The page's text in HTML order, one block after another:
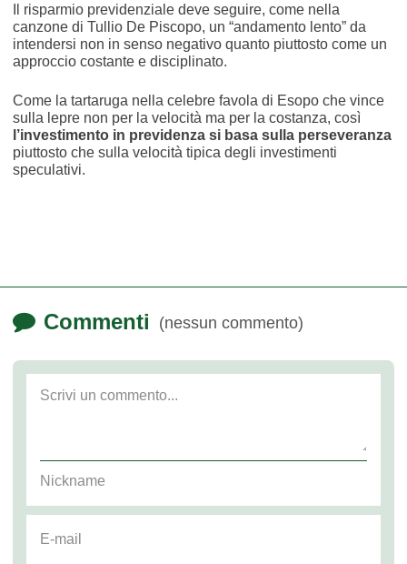
Il risparmio previdenziale deve seguire, come nella
canzone di Tullio De Piscopo, un “andamento lento” da
intendersi non in senso negativo quanto piuttosto come un
approccio costante e disciplinato.
Come la tartaruga nella celebre favola di Esopo che vince
sulla lepre non per la velocità ma per la costanza, così
l’investimento in previdenza si basa sulla perseveranza
piuttosto che sulla velocità tipica degli investimenti
speculativi.
Commenti (nessun commento)